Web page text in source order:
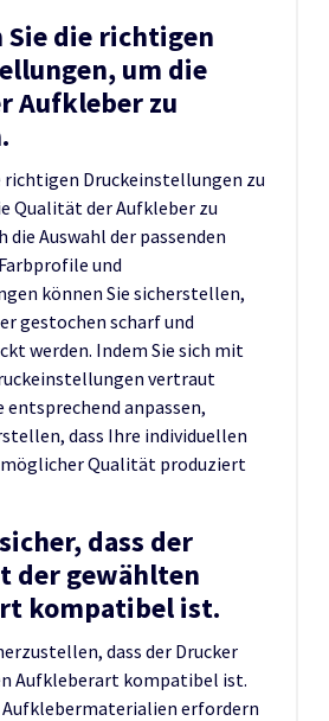
Sie die richtigen
um die
Aufkleber zu
richtigen Druckeinstellungen zu
Qualität der Aufkleber zu
Auswahl der passenden
und
können Sie sicherstellen,
gestochen scharf und
werden. Indem Sie sich mit
vertraut
entsprechend anpassen,
dass Ihre individuellen
Qualität produziert
dass der
der gewählten
kompatibel ist.
dass der Drucker
Aufkleberart kompatibel ist.
erfordern